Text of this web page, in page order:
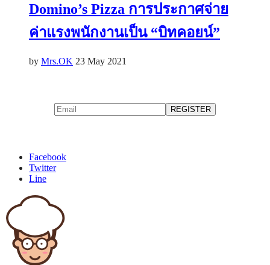
Domino’s Pizza การประกาศจ่าย
ค่าแรงพนักงานเป็น “บิทคอยน์”
by Mrs.OK 23 May 2021
Facebook
Twitter
Line